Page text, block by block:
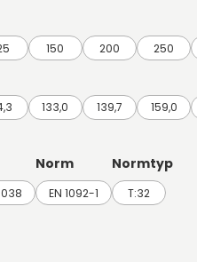
150 200 250
133,0 139,7 159,0
Norm
EN 1092-1
Normtyp
T:32